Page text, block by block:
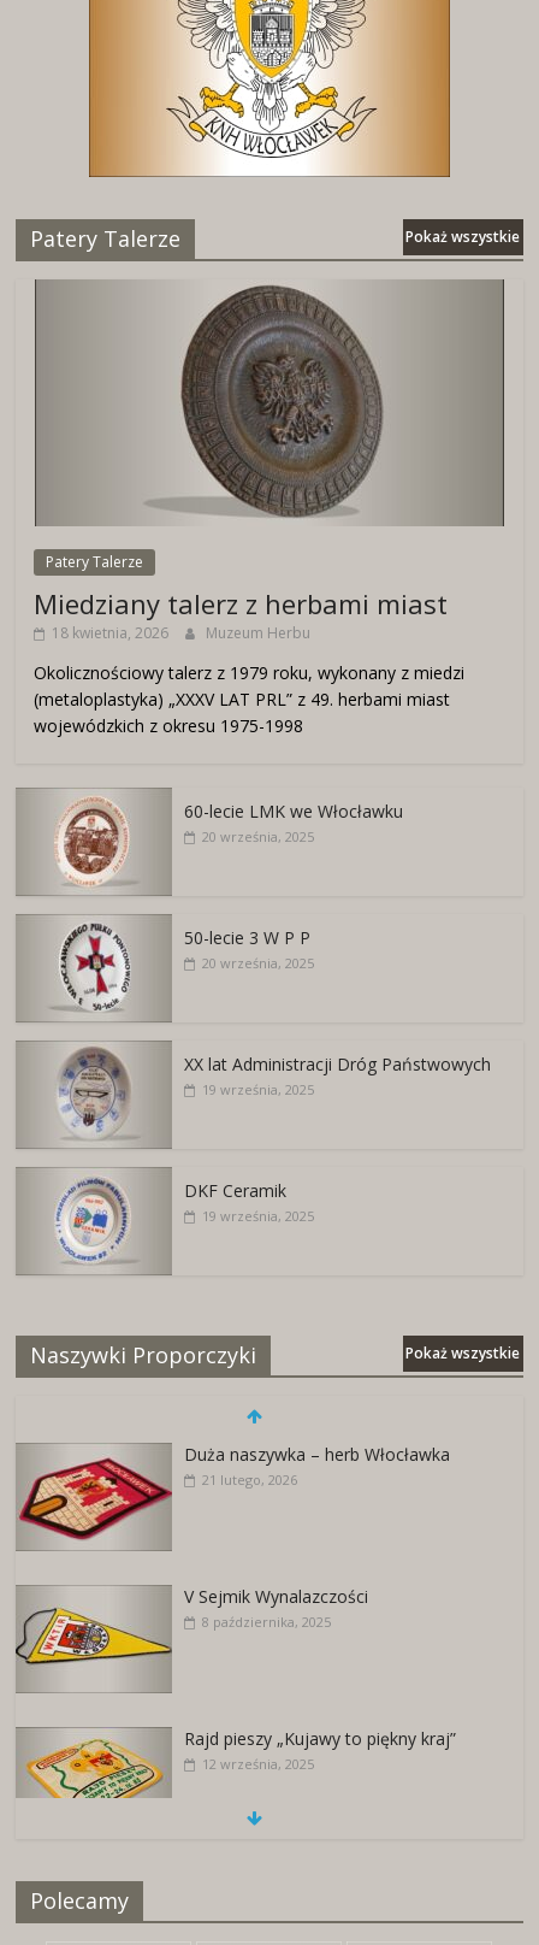
Patery Talerze Pokaż wszystkie
Patery Talerze
Miedziany talerz z herbami miast
18 kwietnia, 2026 Muzeum Herbu
Okolicznościowy talerz z 1979 roku, wykonany z miedzi
(metaloplastyka) „XXXV LAT PRL” z 49. herbami miast
wojewódzkich z okresu 1975-1998
60-lecie LMK we Włocławku
20 września, 2025
50-lecie 3 W P P
20 września, 2025
XX lat Administracji Dróg Państwowych
19 września, 2025
DKF Ceramik
19 września, 2025
Naszywki Proporczyki Pokaż wszystkie
Duża naszywka – herb Włocławka
21 lutego, 2026
V Sejmik Wynalazczości
8 października, 2025
Rajd pieszy „Kujawy to piękny kraj”
12 września, 2025
Polecamy